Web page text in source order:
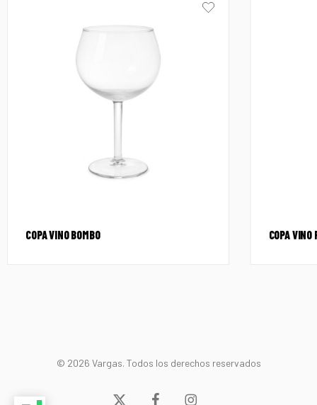
COPA VINO BOMBO COPA VINO
© 2026 Vargas. Todos los derechos reservados
x- facebookinstagram